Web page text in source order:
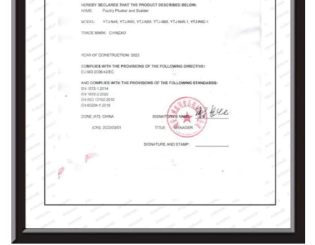
los clientes productos de primera calidad con
un excelente rendimiento de costos.
Esperamos con entusiasmo unirnos a usted
para crear brillantez juntos.